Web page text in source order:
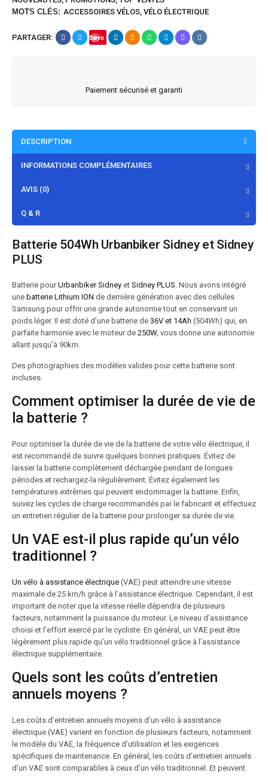
MOTS CLÉS: ACCESSOIRES VÉLOS, VÉLO ÉLECTRIQUE
PARTAGER: Save
Paiement sécurisé et garanti
DESCRIPTION
INFORMATIONS COMPLÉMENTAIRES
AVIS (0)
Q & R
Batterie 504Wh Urbanbiker Sidney et Sidney
PLUS
Batterie pourUrbanbiker Sidney et Sidney PLUS. Nous avons intégré
une batterie Lithium ION de dernière génération avec des cellules
Samsung pour offrir une grande autonomie tout en conservant un
poids léger. Il est doté d’une batterie de 36V et 14Ah (504Wh) qui, en
parfaite harmonie avec le moteur de 250W, vous donne une autonomie
allant jusqu’à 90km.
Des photographies des modèles valides pour cette batterie sont
incluses.
Comment optimiser la durée de vie de
la batterie ?
Pour optimiser la durée de vie de la batterie de votre vélo électrique, il
est recommandé de suivre quelques bonnes pratiques. Évitez de
laisser la batterie complètement déchargée pendant de longues
périodes et rechargez-la régulièrement. Évitez également les
températures extrêmes qui peuvent endommager la batterie. Enfin,
suivez les cycles de charge recommandés par le fabricant et effectuez
un entretien régulier de la batterie pour prolonger sa durée de vie.
Un VAE est-il plus rapide qu’un vélo
traditionnel ?
Un vélo à assistance électrique (VAE) peut atteindre une vitesse
maximale de 25 km/h grâce à l’assistance électrique. Cependant, il est
important de noter que la vitesse réelle dépendra de plusieurs
facteurs, notamment la puissance du moteur. Le niveau d’assistance
choisi et l’effort exercé par le cycliste. En général, un VAE peut être
légèrement plus rapide qu’un vélo traditionnel grâce à l’assistance
électrique supplémentaire.
Quels sont les coûts d’entretien
annuels moyens ?
Les coûts d’entretien annuels moyens d’un vélo à assistance
électrique (VAE) varient en fonction de plusieurs facteurs, notamment
le modèle du VAE, la fréquence d’utilisation et les exigences
spécifiques de maintenance. En général, les coûts d’entretien annuels
d’un VAE sont comparables à ceux d’un vélo traditionnel. Et peuvent